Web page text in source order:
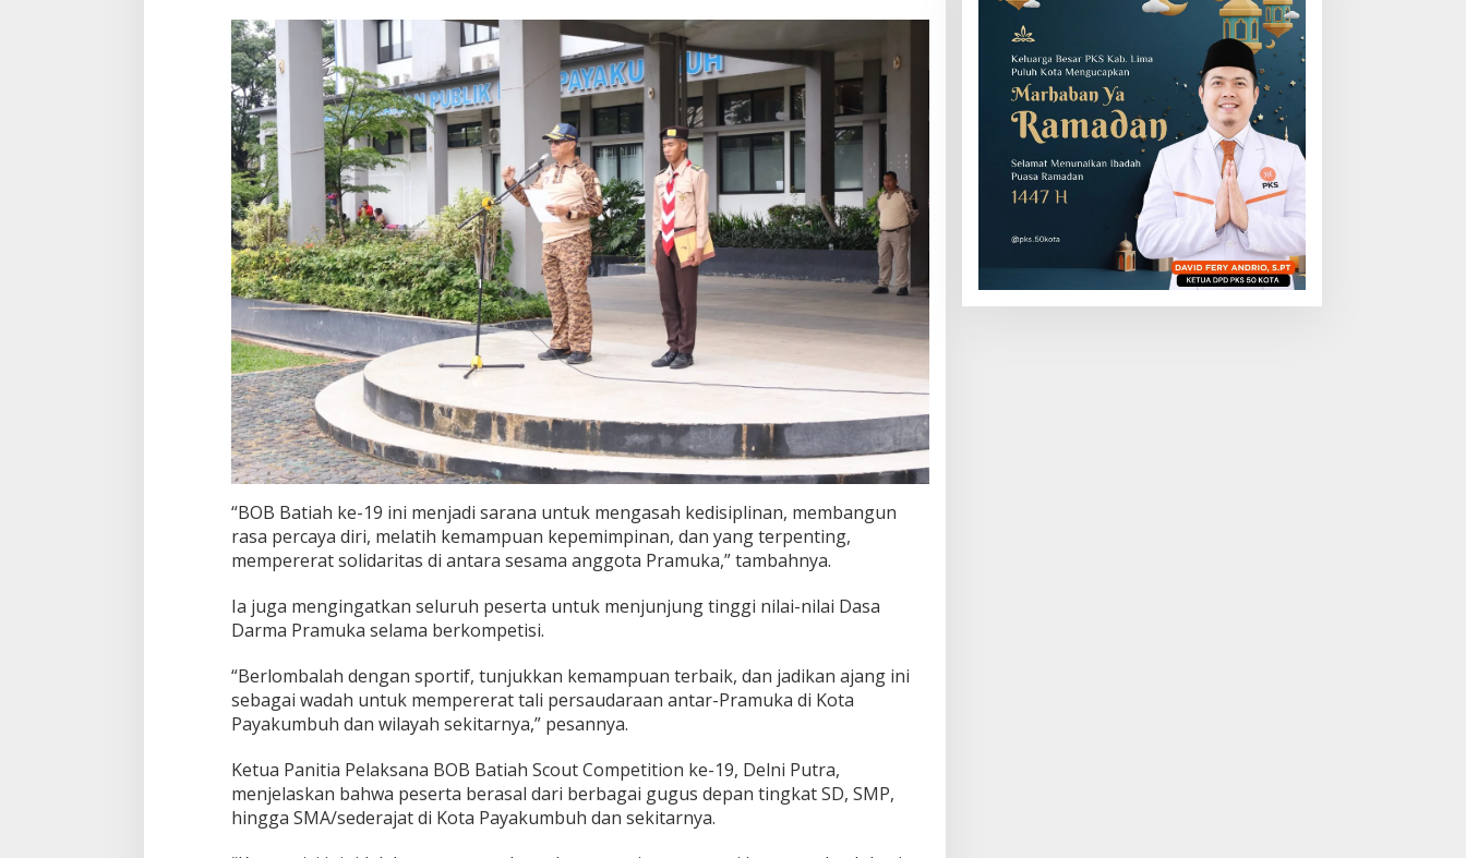
“BOB Batiah ke-19 ini menjadi sarana untuk mengasah kedisiplinan, membangun
rasa percaya diri, melatih kemampuan kepemimpinan, dan yang terpenting,
mempererat solidaritas di antara sesama anggota Pramuka,” tambahnya.
Ia juga mengingatkan seluruh peserta untuk menjunjung tinggi nilai-nilai Dasa
Darma Pramuka selama berkompetisi.
“Berlombalah dengan sportif, tunjukkan kemampuan terbaik, dan jadikan ajang ini
sebagai wadah untuk mempererat tali persaudaraan antar-Pramuka di Kota
Payakumbuh dan wilayah sekitarnya,” pesannya.
Ketua Panitia Pelaksana BOB Batiah Scout Competition ke-19, Delni Putra,
menjelaskan bahwa peserta berasal dari berbagai gugus depan tingkat SD, SMP,
hingga SMA/sederajat di Kota Payakumbuh dan sekitarnya.